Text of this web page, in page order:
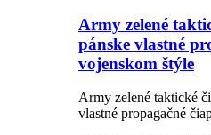
Army zelené
pánske vlastné
vojenskom štýle
Army zelené taktické
vlastné propagačné